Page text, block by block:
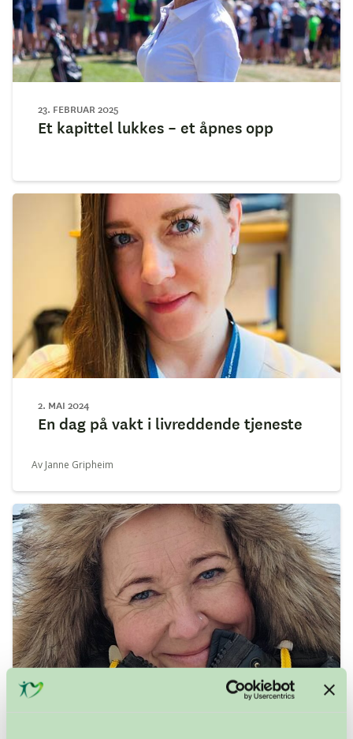
23. FEBRUAR 2025
Et kapittel lukkes – et åpnes opp
2. MAI 2024
En dag på vakt i livreddende tjeneste
Av Janne Gripheim